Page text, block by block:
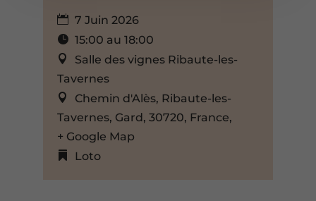
7 Juin 2026
15:00 au 18:00
Salle des vignes Ribaute-les-
Tavernes
Chemin d'Alès, Ribaute-les-
Tavernes, Gard, 30720, France,
+ Google Map
Loto